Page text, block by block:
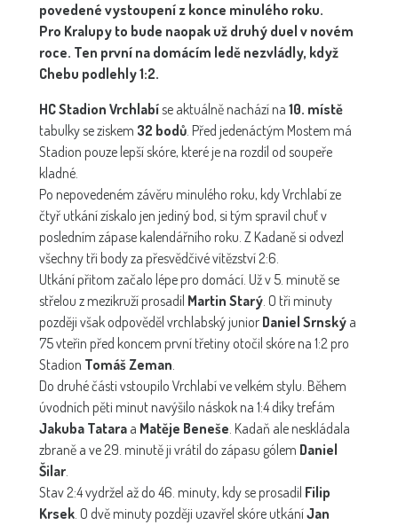
povedené vystoupení z konce minulého roku.
Pro Kralupy to bude naopak už druhý duel v novém
roce. Ten první na domácím ledě nezvládly, když
Chebu podlehly 1:2.
HC Stadion Vrchlabíse aktuálně nachází na 10. místě
tabulky se ziskem 32 bodů. Před jedenáctým Mostem má
Stadion pouze lepší skóre, které je na rozdíl od soupeře
kladné.
Po nepovedeném závěru minulého roku, kdy Vrchlabí ze
čtyř utkání získalo jen jediný bod, si tým spravil chuť v
posledním zápase kalendářního roku. Z Kadaně si odvezl
všechny tři body za přesvědčivé vítězství 2:6.
Utkání přitom začalo lépe pro domácí. Už v 5. minutě se
střelou z mezikruží prosadil Martin Starý. O tři minuty
později však odpověděl vrchlabský junior Daniel Srnský a
75 vteřin před koncem první třetiny otočil skóre na 1:2 pro
Stadion Tomáš Zeman.
Do druhé části vstoupilo Vrchlabí ve velkém stylu. Během
úvodních pěti minut navýšilo náskok na 1:4 díky trefám
Jakuba Tatara a Matěje Beneše. Kadaň ale neskládala
zbraně a ve 29. minutě ji vrátil do zápasu gólem Daniel
Šilar.
Stav 2:4 vydržel až do 46. minuty, kdy se prosadil Filip
Krsek. O dvě minuty později uzavřel skóre utkáníJan